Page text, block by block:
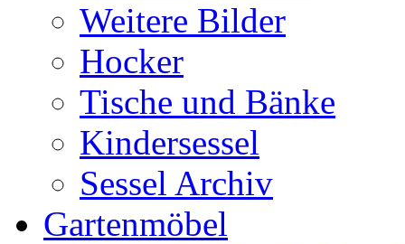
Weitere Bilder
Hocker
Tische und Bänke
Kindersessel
Sessel Archiv
Gartenmöbel